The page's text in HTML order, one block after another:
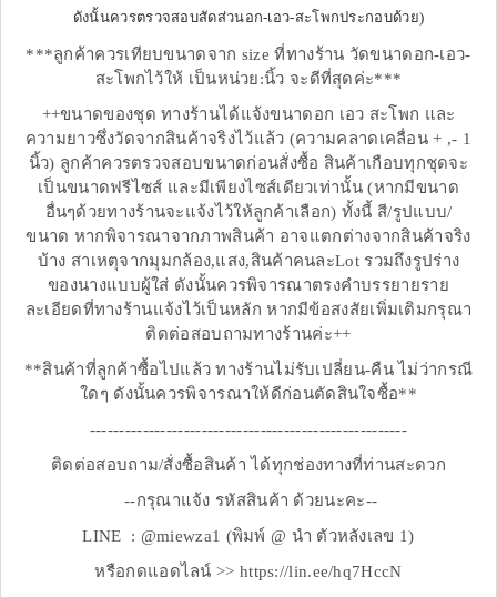
ดังนั้นควรตรวจสอบสัดส่วนอก-เอว-สะโพกประกอบด้วย)
***ลูกค้าควรเทียบขนาดจาก size ที่ทางร้าน วัดขนาดอก-เอว-
สะโพกไว้ให้ เป็นหน่วย:นิ้ว จะดีที่สุดค่ะ***
++ขนาดของชุด ทางร้านได้แจ้งขนาดอก เอว สะโพก และ
ความยาวซึ่งวัดจากสินค้าจริงไว้แล้ว (ความคลาดเคลื่อน + ,- 1
นิ้ว) ลูกค้าควรตรวจสอบขนาดก่อนสั่งซื้อ สินค้าเกือบทุกชุดจะ
เป็นขนาดฟรีไซส์ และมีเพียงไซส์เดียวเท่านั้น (หากมีขนาด
อื่นๆด้วยทางร้านจะแจ้งไว้ให้ลูกค้าเลือก) ทั้งนี้ สี/รูปแบบ/
ขนาด หากพิจารณาจากภาพสินค้า อาจแตกต่างจากสินค้าจริง
บ้าง สาเหตุจากมุมกล้อง,แสง,สินค้าคนละLot รวมถึงรูปร่าง
ของนางแบบผู้ใส่ ดังนั้นควรพิจารณาตรงคำบรรยายราย
ละเอียดที่ทางร้านแจ้งไว้เป็นหลัก หากมีข้อสงสัยเพิ่มเติมกรุณา
ติดต่อสอบถามทางร้านค่ะ++
**สินค้าที่ลูกค้าซื้อไปแล้ว ทางร้านไม่รับเปลี่ยน-คืน ไม่ว่ากรณี
ใดๆ ดังนั้นควรพิจารณาให้ดีก่อนตัดสินใจซื้อ**
------------------------------------------------------
ติดต่อสอบถาม/สั่งซื้อสินค้า ได้ทุกช่องทางที่ท่านสะดวก
--กรุณาแจ้ง รหัสสินค้า ด้วยนะคะ--
LINE : @miewza1 (พิมพ์ @ นำ ตัวหลังเลข 1)
หรือกดแอดไลน์ >> https://lin.ee/hq7HccN